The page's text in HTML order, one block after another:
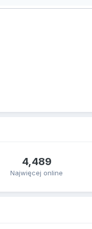
4,489
Najwięcej online